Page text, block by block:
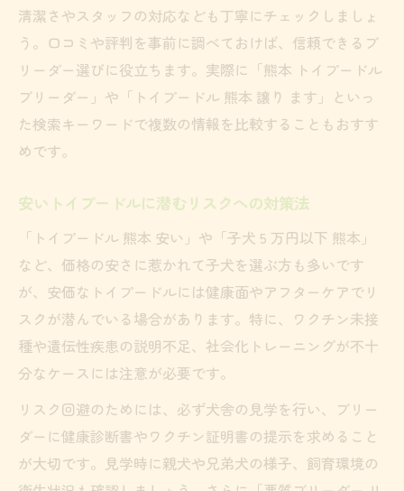
清潔さやスタッフの対応なども丁寧にチェックしましょ
う。口コミや評判を事前に調べておけば、信頼できるブ
リーダー選びに役立ちます。実際に「熊本 トイプードル
ブリーダー」や「トイプードル 熊本 譲り ます」といっ
た検索キーワードで複数の情報を比較することもおすす
めです。
安いトイプードルに潜むリスクへの対策法
「トイプードル 熊本 安い」や「子犬 5 万円以下 熊本」
など、価格の安さに惹かれて子犬を選ぶ方も多いです
が、安価なトイプードルには健康面やアフターケアでリ
スクが潜んでいる場合があります。特に、ワクチン未接
種や遺伝性疾患の説明不足、社会化トレーニングが不十
分なケースには注意が必要です。
リスク回避のためには、必ず犬舎の見学を行い、ブリー
ダーに健康診断書やワクチン証明書の提示を求めること
が大切です。見学時に親犬や兄弟犬の様子、飼育環境の